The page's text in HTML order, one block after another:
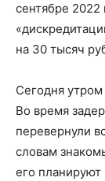
сентябре 2022
на 30 тысяч
Сегодня утром
Во время
перевернули
словам
его планируют